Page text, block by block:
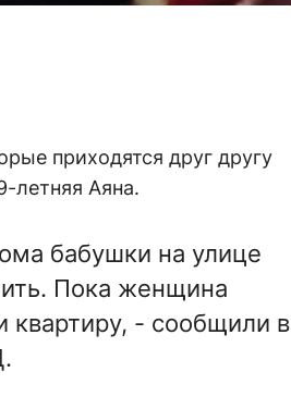
приходятся друг другу
летняя Аяна.
бабушки на улице
Пока женщина
квартиру, - сообщили в